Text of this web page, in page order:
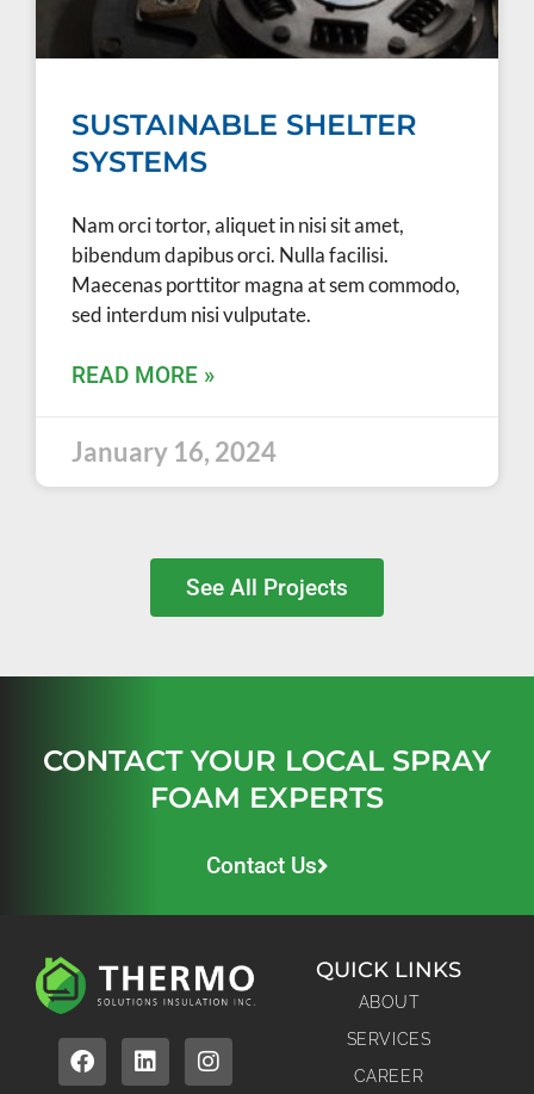
SUSTAINABLE SHELTER
SYSTEMS
Nam orci tortor, aliquet in nisi sit amet,
bibendum dapibus orci. Nulla facilisi.
Maecenas porttitor magna at sem commodo,
sed interdum nisi vulputate.
READ MORE »
January 16, 2024
See All Projects
CONTACT YOUR LOCAL SPRAY
FOAM EXPERTS
Contact Us
QUICK LINKS
ABOUT
SERVICES
CAREER